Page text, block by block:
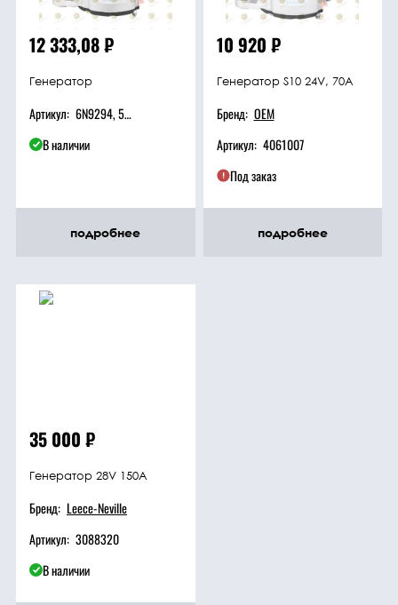
Электрическая
система
12 333,08₽
Генератор
Артикул: 6N9294, 5С9088
В наличии
подробнее
10 920 ₽
Генератор S10 24V, 70A
Бренд: OEM
Артикул: 4061007
Под заказ
подробнее
35 000 ₽
Генератор 28V 150A
Бренд: Leece-Neville
Артикул: 3088320
В наличии